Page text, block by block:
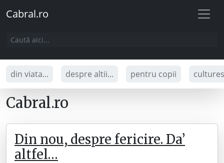
Cabral.ro
din viata... despre altii... pentru copii
Cabral.ro
Din nou, despre fericire. Da’
altfel…